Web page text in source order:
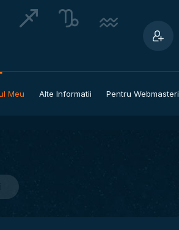
Meu Alte Informatii Pentru Webmasteri